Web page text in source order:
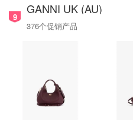
9
GANNI UK (AU)
376个促销产品